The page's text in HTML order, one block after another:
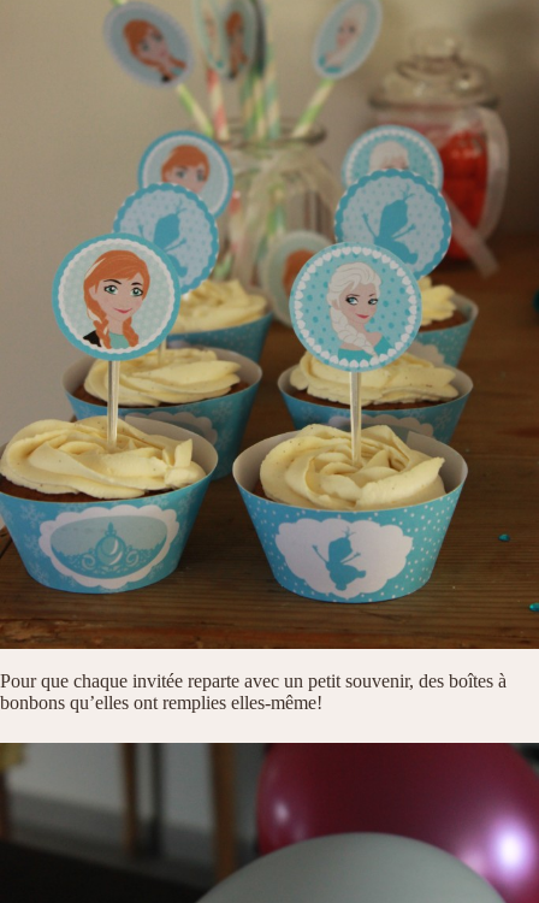
Pour que chaque invitée reparte avec un petit souvenir, des boîtes à
bonbons qu’elles ont remplies elles-même!